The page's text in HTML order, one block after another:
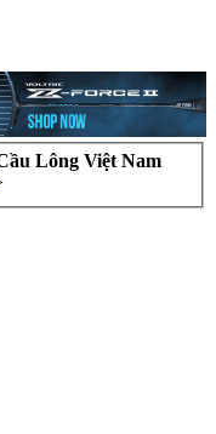
Lông Việt Nam